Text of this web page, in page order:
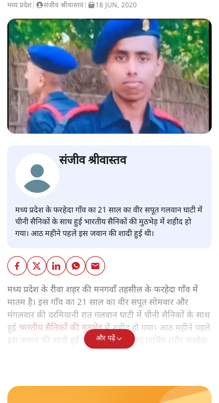
मध्य प्रदेश संजीव श्रीवास्तव 18 JUN, 2020
संजीव श्रीवास्तव
मध्य प्रदेश के फरहेदा गाँव का 21 साल का वीर सपूत गलवान घाटी में
चीनी सैनिकों के साथ हुई भारतीय सैनिकों की मुठभेड़ में शहीद हो
गया। आठ महीने पहले इस जवान की शादी हुई थी।
मध्य प्रदेश के रीवा शहर की मनगवाँ तहसील के फरहेदा गाँव में
मातम है। इस गाँव का 21 साल का वीर सपूत सोमवार और
मंगलवार की दरमियानी रात गलवान घाटी में चीनी सैनिकों के साथ
हुई भारतीय सैनिकों की मुठभेड़में शहीद हो गया। आठ महीने पहले
इस जवान की शादी हुई थी। आज जवान का पार्थिव शरीर फरहेदा
और पढ़ें